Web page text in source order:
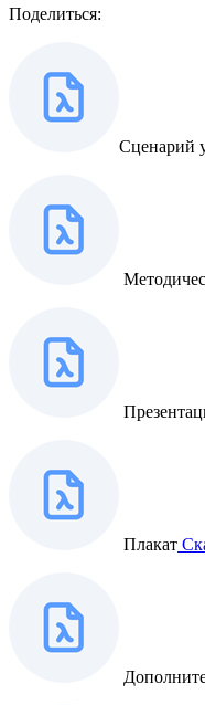
Поделиться:
Сценарий
Плакат